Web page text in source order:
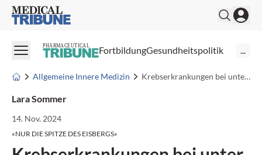
Medical Tribune
PHARMACEUTICAL FortbildungGesundheitspolitik ...
Allgemeine Innere Medizin Krebserkrankungen bei unter 50-Jährigen steigen
Lara Sommer
14. Nov. 2024
«NUR DIE SPITZE DES EISBERGS»